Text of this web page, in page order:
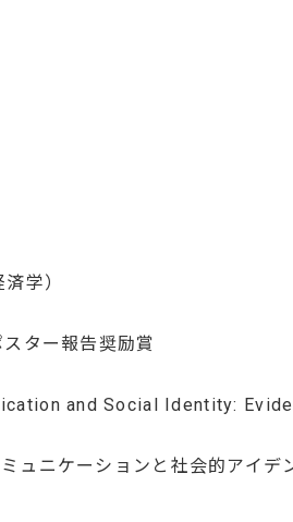
学）
ター報告奨励賞
and Social Identity:
ュニケーションと社会的アイデ